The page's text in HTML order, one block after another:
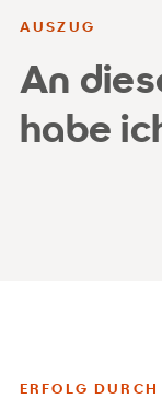
AUSZUG
An
habe
ERFOLG